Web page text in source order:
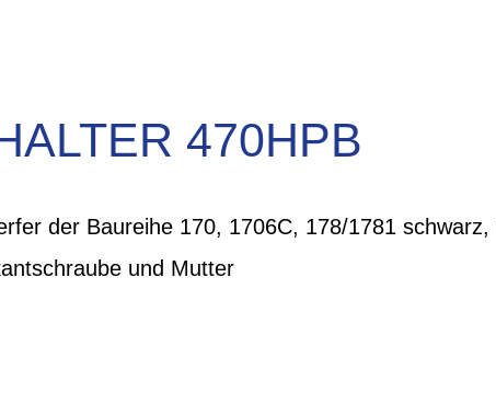
470HPB
der Baureihe 170, 1706C, 178/1781 schwarz,
und Mutter